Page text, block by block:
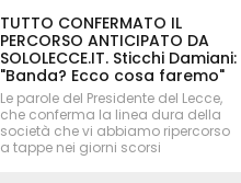
TUTTO CONFERMATO IL
PERCORSO ANTICIPATO DA
SOLOLECCE.IT. Sticchi Damiani:
"Banda? Ecco cosa faremo"
Le parole del Presidente del Lecce,
che conferma la linea dura della
società che vi abbiamo ripercorso
a tappe nei giorni scorsi